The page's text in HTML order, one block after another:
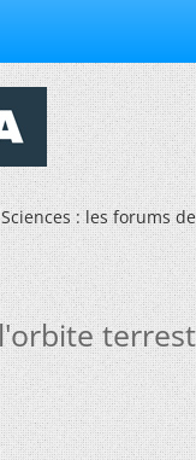
: les forums